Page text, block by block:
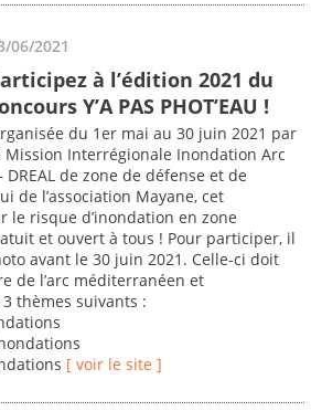
06/2021
à l’édition 2021 du
Y’A PAS PHOT’EAU !
du 1er mai au 30 juin 2021 par
Mission Interrégionale Inondation Arc
de zone de défense et de
de l’association Mayane, cet
le risque d’inondation en zone
et ouvert à tous ! Pour participer, il
avant le 30 juin 2021. Celle-ci doit
de l’arc méditerranéen et
thèmes suivants :
[ voir le site ]